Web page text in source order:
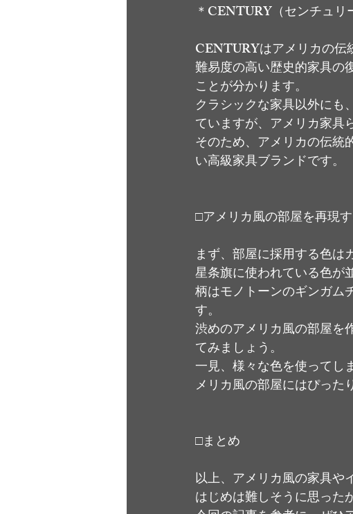
＊CENTURY（センチュリ
CENTURYはアメリカの伝
難易度の高い歴史的家具の
ことが分かります。
クラシックな家具以外にも
ていますが、アメリカ家具
そのため、アメリカの伝統
い高級家具ブランドです。
□アメリカ風の部屋を再現
まず、部屋に採用する色は
星条旗に使われている色が
柄はモノトーンのギンガム
す。
渋めのアメリカ風の部屋を
てみましょう。
一見、様々な色を使ってし
メリカ風の部屋にはぴった
□まとめ
以上、アメリカ風の家具や
はじめは難しそうに思った